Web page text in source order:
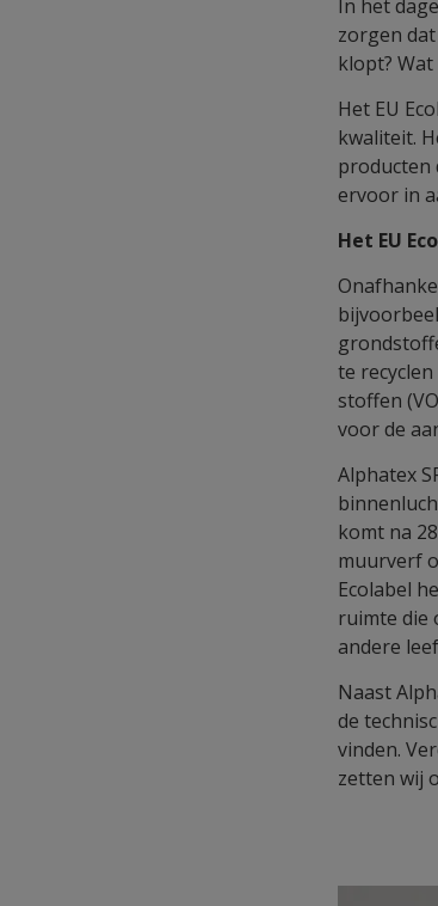
In het
zorgen
klopt?
Het EU
kwaliteit.
producten
ervoor in
Het EU
te
stoffen
voor de
Alphatex
komt na
muurverf
Ecolabel
ruimte die
andere
Naast
de
vinden.
zetten wij